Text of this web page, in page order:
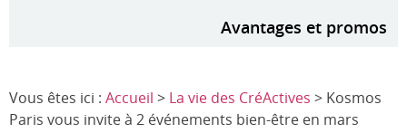
Avantages et promos
Vous êtes ici : Accueil > La vie des CréActives > Kosmos
Paris vous invite à 2 événements bien-être en mars